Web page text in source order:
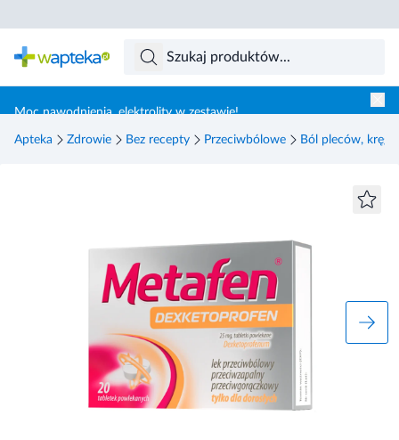
Moc nawodnienia, elektrolity w zestawie!
Apteka Zdrowie Bez recepty Przeciwbólowe Ból pleców,